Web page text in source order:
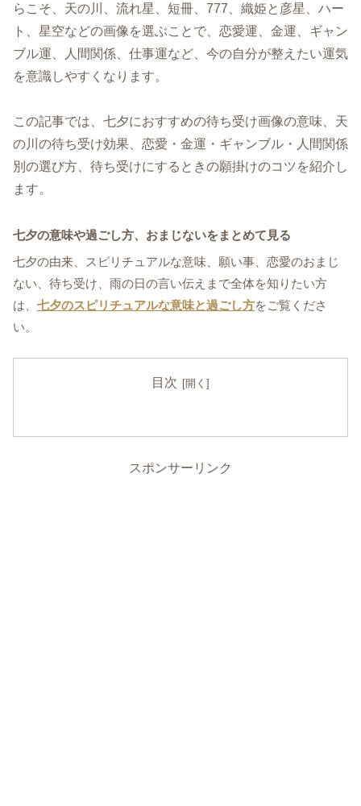
らこそ、天の川、流れ星、短冊、777、織姫と彦星、ハー
ト、星空などの画像を選ぶことで、恋愛運、金運、ギャン
ブル運、人間関係、仕事運など、今の自分が整えたい運気
を意識しやすくなります。
この記事では、七夕におすすめの待ち受け画像の意味、天
の川の待ち受け効果、恋愛・金運・ギャンブル・人間関係
別の選び方、待ち受けにするときの願掛けのコツを紹介し
ます。
七夕の意味や過ごし方、おまじないをまとめて見る
七夕の由来、スピリチュアルな意味、願い事、恋愛のおまじ
ない、待ち受け、雨の日の言い伝えまで全体を知りたい方
は、 七夕のスピリチュアルな意味と過ごし方をご覧くださ
い。
目次
スポンサーリンク